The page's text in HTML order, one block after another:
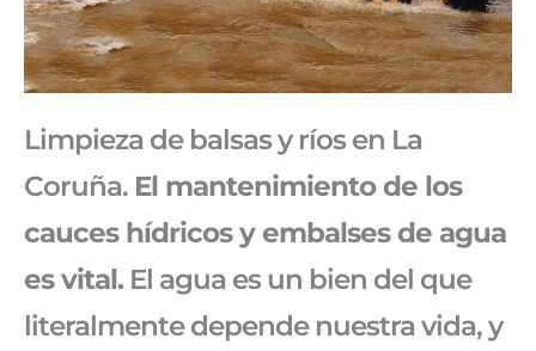
Limpieza de balsas y ríos en La
Coruña. El mantenimiento de los
cauces hídricos y embalses de agua
es vital. El agua es un bien del que
literalmente depende nuestra vida, y